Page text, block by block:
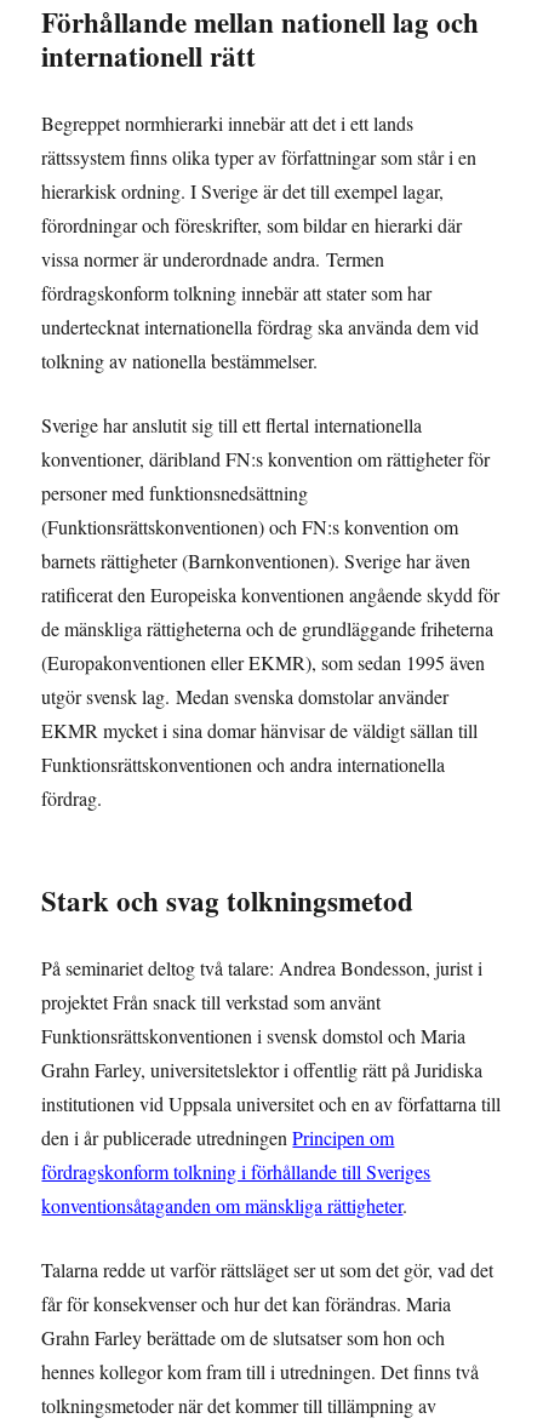
Förhållande mellan nationell lag och
internationell rätt
Begreppet normhierarki innebär att det i ett lands
rättssystem finns olika typer av författningar som står i en
hierarkisk ordning. I Sverige är det till exempel lagar,
förordningar och föreskrifter, som bildar en hierarki där
vissa normer är underordnade andra. Termen
fördragskonform tolkning innebär att stater som har
undertecknat internationella fördrag ska använda dem vid
tolkning av nationella bestämmelser.
Sverige har anslutit sig till ett flertal internationella
konventioner, däribland FN:s konvention om rättigheter för
personer med funktionsnedsättning
(Funktionsrättskonventionen) och FN:s konvention om
barnets rättigheter (Barnkonventionen). Sverige har även
ratificerat den Europeiska konventionen angående skydd för
de mänskliga rättigheterna och de grundläggande friheterna
(Europakonventionen eller EKMR), som sedan 1995 även
utgör svensk lag. Medan svenska domstolar använder
EKMR mycket i sina domar hänvisar de väldigt sällan till
Funktionsrättskonventionen och andra internationella
fördrag.
Stark och svag tolkningsmetod
På seminariet deltog två talare: Andrea Bondesson, jurist i
projektet Från snack till verkstad som använt
Funktionsrättskonventionen i svensk domstol och Maria
Grahn Farley, universitetslektor i offentlig rätt på Juridiska
institutionen vid Uppsala universitet och en av författarna till
den i år publicerade utredningenPrincipen om
fördragskonform tolkning i förhållande till Sveriges
konventionsåtaganden om mänskliga rättigheter.
Talarna redde ut varför rättsläget ser ut som det gör, vad det
får för konsekvenser och hur det kan förändras. Maria
Grahn Farley berättade om de slutsatser som hon och
hennes kollegor kom fram till i utredningen. Det finns två
tolkningsmetoder när det kommer till tillämpning av